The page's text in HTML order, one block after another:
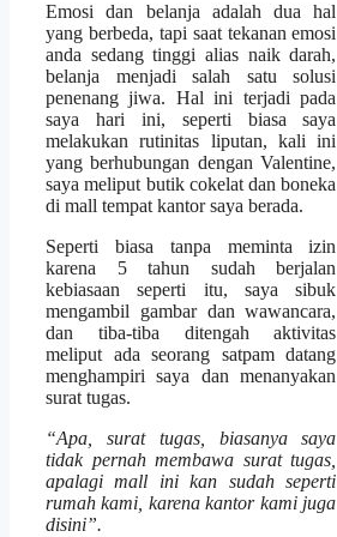
Emosi dan belanja adalah dua hal
yang berbeda, tapi saat tekanan emosi
anda sedang tinggi alias naik darah,
belanja menjadi salah satu solusi
penenang jiwa. Hal ini terjadi pada
saya hari ini, seperti biasa saya
melakukan rutinitas liputan, kali ini
yang berhubungan dengan Valentine,
saya meliput butik cokelat dan boneka
di mall tempat kantor saya berada.
Seperti biasa tanpa meminta izin
karena 5 tahun sudah berjalan
kebiasaan seperti itu, saya sibuk
mengambil gambar dan wawancara,
dan tiba-tiba ditengah aktivitas
meliput ada seorang satpam datang
menghampiri saya dan menanyakan
surat tugas.
“Apa, surat tugas, biasanya saya
tidak pernah membawa surat tugas,
apalagi mall ini kan sudah seperti
rumah kami, karena kantor kami juga
disini”.